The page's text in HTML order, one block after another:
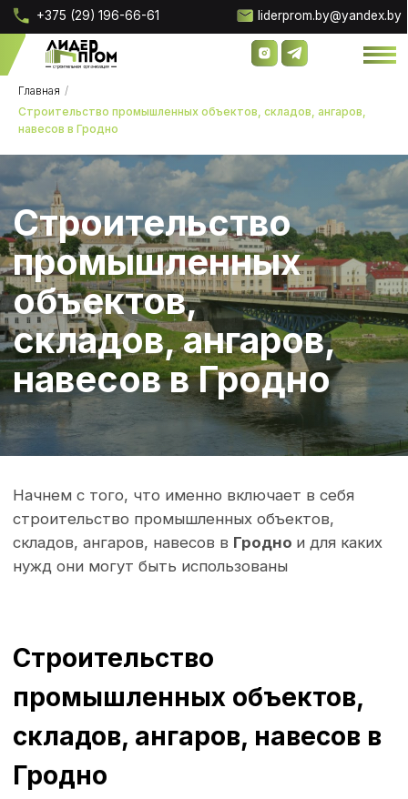
Наши
Наши
О компании
О компании
Проектирование
Проектирование
+375 (29) 196-66-61 liderprom.by@yandex.by
Главная /
Строительство промышленных объектов, складов, ангаров,
навесов в Гродно
Строительство
промышленных
объектов,
складов, ангаров,
навесов в Гродно
Начнем с того, что именно включает в себя
строительство промышленных объектов,
складов, ангаров, навесов в Гродно и для каких
нужд они могут быть использованы
промышленных объектов,
складов, ангаров, навесов в
Гродно
1. Промышленные объекты
бизнеса, где происходят все основные
встретить заводы, фабрики и прочие
массовое производство. Основные цели
промышленного строительства - это увеличение